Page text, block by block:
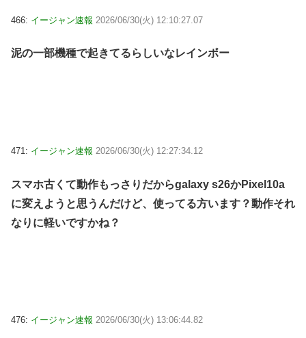
466: イージャン速報 2026/06/30(火) 12:10:27.07
泥の一部機種で起きてるらしいなレインボー
471: イージャン速報 2026/06/30(火) 12:27:34.12
スマホ古くて動作もっさりだからgalaxy s26かPixel10a
に変えようと思うんだけど、使ってる方います？動作それ
なりに軽いですかね？
476: イージャン速報 2026/06/30(火) 13:06:44.82